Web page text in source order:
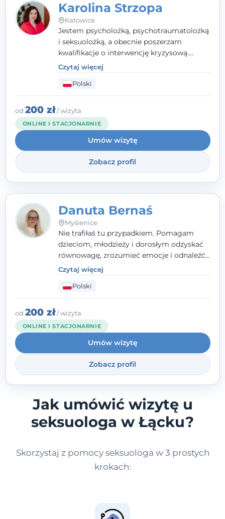
Karolina Strzopa
Katowice
Jestem psycholożką, psychotraumatolożką
i seksuolożką, a obecnie poszerzam
kwalifikacje o interwencję kryzysową.
Pracuję w nurcie terapii trzeciej fali, łącząc
metody o potwierdzonej skuteczności.
Towarzyszę młodzieży, dorosłym i parom w
radzeniu sobie z bolesnymi
doświadczeniami tak, by mogli żyć pełniej.
Czytaj więcej
Polski
od 200 zł/ wizyta
ONLINE I STACJONARNIE
Umów wizytę
Zobacz profil
Danuta Bernaś
Myślenice
Nie trafiłaś tu przypadkiem. Pomagam
dzieciom, młodzieży i dorosłym odzyskać
równowagę, zrozumieć emocje i odnaleźć
wewnętrzną siłę. Moja droga do
psychologii zaczęła się od życia - pełnego
wyzwań, które nauczyły mnie uważności,
empatii i pokory. Dziś łączę doświadczenie
nauczycielki, psychologa, psychoterapeuty
i seksuologa tworząc bezpieczną
przestrzeń, w której można poczuć spokój i
wsparcie. Nie obiecuję łatwych rozwiązań -
ale mogę obiecać, że będę po Twojej
Czytaj więcej
Polski
od 200 zł/ wizyta
ONLINE I STACJONARNIE
Umów wizytę
Zobacz profil
Jak umówić wizytę u
seksuologa w Łącku?
Skorzystaj z pomocy seksuologa w 3 prostych
krokach: